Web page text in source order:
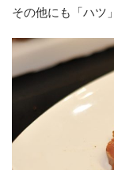
その他にも「ハツ